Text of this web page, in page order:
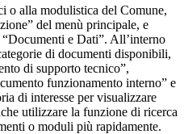
o alla modulistica del Comune,
del menù principale, e
e Dati”. All’interno
di documenti disponibili,
di supporto tecnico”,
funzionamento interno” e
di interesse per visualizzare
utilizzare la funzione di ricerca
o moduli più rapidamente.